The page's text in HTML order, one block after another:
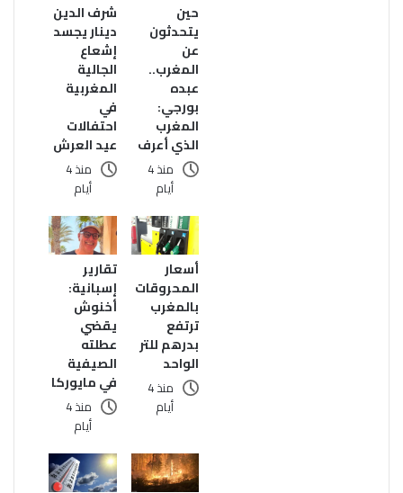
حين
يتحدثون
عن
المغرب..
عبده
بورجي:
المغرب
الذي أعرف
منذ 4
أيام
شرف الدين
دينار يجسد
إشعاع
الجالية
المغربية
في
احتفالات
عيد العرش
منذ 4
أيام
أسعار
المحروقات
بالمغرب
ترتفع
بدرهم للتر
الواحد
منذ 4
أيام
تقارير
إسبانية:
أخنوش
يقضي
عطلته
الصيفية
في مايوركا
منذ 4
أيام